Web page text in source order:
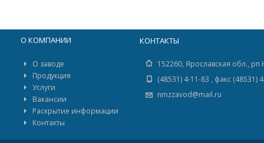
О КОМПАНИИ
О заводе
Продукция
Услуги
Вакансии
Раскрытие информации
Контакты
КОНТАКТЫ
152260, Ярославская обл., рп
(48531) 4-11-83 , факс (48531)
nmzzavod@mail.ru